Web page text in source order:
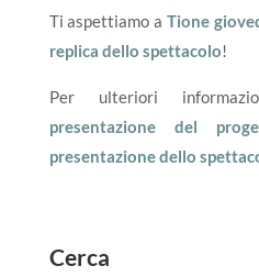
Ti aspettiamo a Tione
replica dello spettacolo!
Per ulteriori
presentazione del
presentazione dello
Cerca